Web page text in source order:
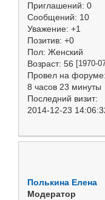
Приглашений: 0
Сообщений: 10
Уважение: +1
Позитив: +0
Пол: Женский
Возраст: 56 [1970-
Провел на форуме:
8 часов 23 минуты
Последний визит:
2014-12-23
Полькина Елена
Модератор